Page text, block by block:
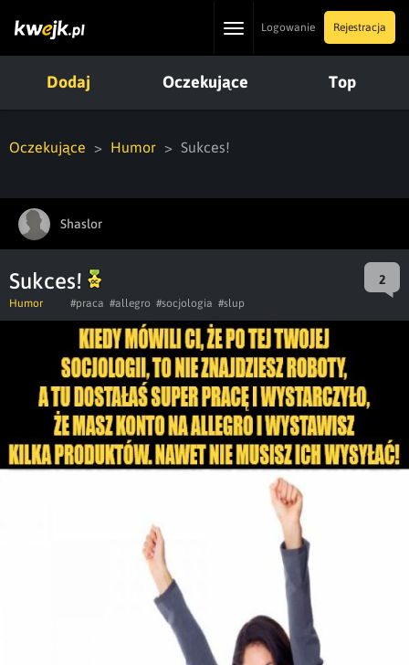
ToggleLogowanie Rejestracja
Dodaj Oczekujące Top
Oczekujące Humor Sukces!
Shaslor
Sukces! 2
Humor #praca #allegro #socjologia #slup